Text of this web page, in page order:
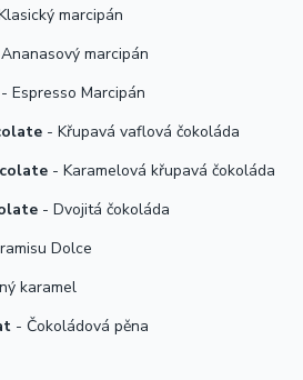
marcipán
marcipán
- Espresso Marcipán
- Křupavá vaflová čokoláda
- Karamelová křupavá čokoláda
- Dvojitá čokoláda
Dolce
karamel
- Čokoládová pěna